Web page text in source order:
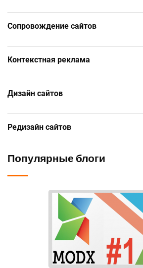
Сопровождение сайтов
Контекстная реклама
Дизайн сайтов
Редизайн сайтов
Популярные блоги